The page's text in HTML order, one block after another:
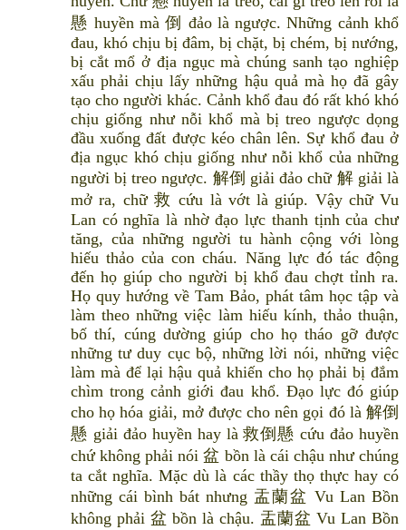
懸 huyền mà 倒 đảo là ngược. Những cảnh khổ
đau, khó chịu bị đâm, bị chặt, bị chém, bị nướng,
bị cắt mổ ở địa ngục mà chúng sanh tạo nghiệp
xấu phải chịu lấy những hậu quả mà họ đã gây
tạo cho người khác. Cảnh khổ đau đó rất khó khó
chịu giống như nỗi khổ mà bị treo ngược dọng
đầu xuống đất được kéo chân lên. Sự khổ đau ở
địa ngục khó chịu giống như nỗi khổ của những
người bị treo ngược. 解倒 giải đảo chữ 解 giải là
mở ra, chữ 救 cứu là vớt là giúp. Vậy chữ Vu
Lan có nghĩa là nhờ đạo lực thanh tịnh của chư
tăng, của những người tu hành cộng với lòng
hiếu thảo của con cháu. Năng lực đó tác động
đến họ giúp cho người bị khổ đau chợt tỉnh ra.
Họ quy hướng về Tam Bảo, phát tâm học tập và
làm theo những việc làm hiếu kính, thảo thuận,
bố thí, cúng dường giúp cho họ tháo gỡ được
những tư duy cục bộ, những lời nói, những việc
làm mà để lại hậu quả khiến cho họ phải bị đắm
chìm trong cảnh giới đau khổ. Đạo lực đó giúp
cho họ hóa giải, mở được cho nên gọi đó là 解倒
懸 giải đảo huyền hay là 救倒懸 cứu đảo huyền
chứ không phải nói 盆 bồn là cái chậu như chúng
ta cắt nghĩa. Mặc dù là các thầy thọ thực hay có
những cái bình bát nhưng 盂蘭盆 Vu Lan Bồn
không phải 盆 bồn là chậu. 盂蘭盆 Vu Lan Bồn